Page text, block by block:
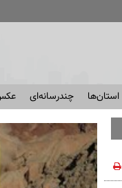
استان‌ها چندرسانه‌ای